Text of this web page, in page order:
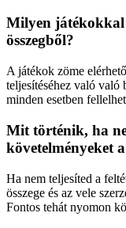
Milyen
összegből?
A játékok zöme
teljesítéséhez való való
minden esetben
Mit történik, ha
követelményeket
Ha nem teljesíted a
összege és az vele
Fontos tehát nyomon